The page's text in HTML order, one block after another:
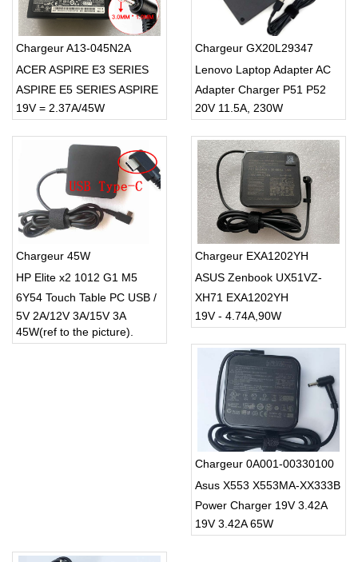
Chargeur A13-045N2A
ACER ASPIRE E3 SERIES
ASPIRE E5 SERIES ASPIRE
ES1 SERIES
19V = 2.37A/45W
Chargeur GX20L29347
Lenovo Laptop Adapter AC
Adapter Charger P51 P52
P53 P72 P73 Legion
20V 11.5A, 230W
Chargeur 45W
HP Elite x2 1012 G1 M5
6Y54 Touch Table PC USB /
Type-C Charger
5V 2A/12V 3A/15V 3A
45W(ref to the picture).
Chargeur EXA1202YH
ASUS Zenbook UX51VZ-
XH71 EXA1202YH
19V - 4.74A,90W
Chargeur 0A001-00330100
Asus X553 X553MA-XX333B
Power Charger 19V 3.42A
65W 4.0mm x 1.35mm
19V 3.42A 65W